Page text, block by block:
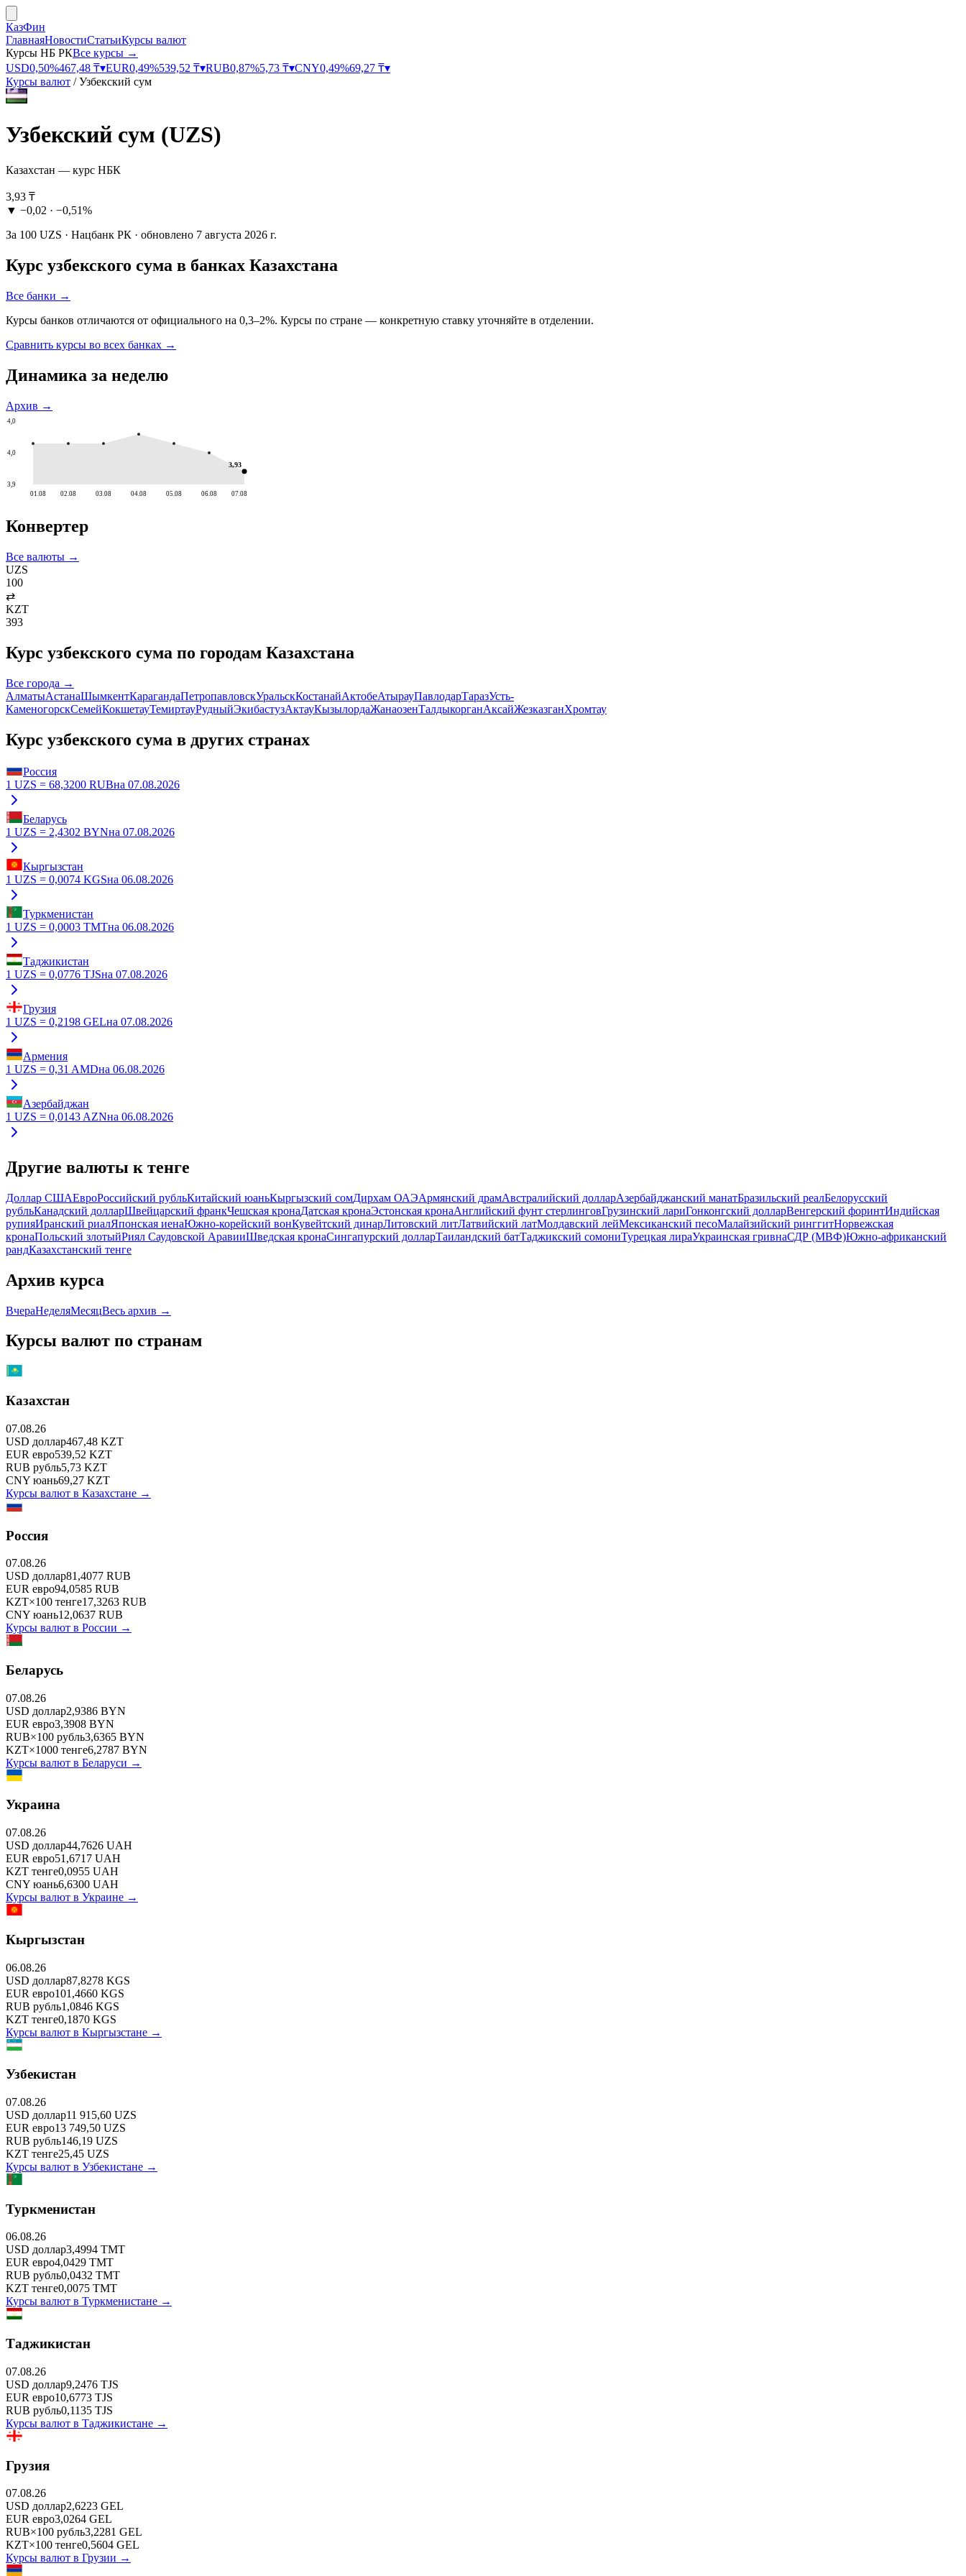
КазФин
ГлавнаяНовостиСтатьиКурсы валют
Курсы НБ РКВсе курсы →
USD0,50%467,48 ₸▾EUR0,49%539,52 ₸▾RUB0,87%5,73 ₸▾CNY0,49%69,27 ₸▾
Курсы валют /Узбекский сум
Узбекский сум (UZS)
Казахстан — курс НБК
3,93 ₸
▼ −0,02 · −0,51%
За 100 UZS · Нацбанк РК · обновлено 7 августа 2026 г.
Курс узбекского сума в банках Казахстана
Все банки →
Курсы банков отличаются от официального на 0,3–2%. Курсы по стране — конкретную ставку уточняйте в отделении.
Сравнить курсы во всех банках →
Динамика за неделю
Архив →
4,0
4,0
3,9
3,93
01.08 02.08 03.08 04.08 05.08 06.08 07.08
Конвертер
Все валюты →
UZS
100
⇄
KZT
393
Курс узбекского сума по городам Казахстана
Все города →
АлматыАстанаШымкентКарагандаПетропавловскУральскКостанайАктобеАтырауПавлодарТаразУсть-
КаменогорскСемейКокшетауТемиртауРудныйЭкибастузАктауКызылордаЖанаозенТалдыкорганАксайЖезказганХромтау
Курс узбекского сума в других странах
Россия
1 UZS = 68,3200 RUBна 07.08.2026
Беларусь
1 UZS = 2,4302 BYNна 07.08.2026
Кыргызстан
1 UZS = 0,0074 KGSна 06.08.2026
Туркменистан
1 UZS = 0,0003 TMTна 06.08.2026
Таджикистан
1 UZS = 0,0776 TJSна 07.08.2026
Грузия
1 UZS = 0,2198 GELна 07.08.2026
Армения
1 UZS = 0,31 AMDна 06.08.2026
Азербайджан
1 UZS = 0,0143 AZNна 06.08.2026
Другие валюты к тенге
Доллар СШАЕвроРоссийский рубльКитайский юаньКыргызский сомДирхам ОАЭАрмянский драмАвстралийский долларАзербайджанский манатБразильский реалБелорусский
рубльКанадский долларШвейцарский франкЧешская кронаДатская кронаЭстонская кронаАнглийский фунт стерлинговГрузинский лариГонконгский долларВенгерский форинтИндийская
рупияИранский риалЯпонская иенаЮжно-корейский вонКувейтский динарЛитовский литЛатвийский латМолдавский лейМексиканский песоМалайзийский ринггитНорвежская
кронаПольский злотыйРиял Саудовской АравииШведская кронаСингапурский долларТаиландский батТаджикский сомониТурецкая лираУкраинская гривнаСДР (МВФ)Южно-африканский
рандКазахстанский тенге
Архив курса
ВчераНеделяМесяцВесь архив →
Курсы валют по странам
Казахстан
07.08.26
USD доллар467,48 KZT
EUR евро539,52 KZT
RUB рубль5,73 KZT
CNY юань69,27 KZT
Курсы валют в Казахстане →
Россия
07.08.26
USD доллар81,4077 RUB
EUR евро94,0585 RUB
KZT×100 тенге17,3263 RUB
CNY юань12,0637 RUB
Курсы валют в России →
Беларусь
07.08.26
USD доллар2,9386 BYN
EUR евро3,3908 BYN
RUB×100 рубль3,6365 BYN
KZT×1000 тенге6,2787 BYN
Курсы валют в Беларуси →
Украина
07.08.26
USD доллар44,7626 UAH
EUR евро51,6717 UAH
KZT тенге0,0955 UAH
CNY юань6,6300 UAH
Курсы валют в Украине →
Кыргызстан
06.08.26
USD доллар87,8278 KGS
EUR евро101,4660 KGS
RUB рубль1,0846 KGS
KZT тенге0,1870 KGS
Курсы валют в Кыргызстане →
Узбекистан
07.08.26
USD доллар11 915,60 UZS
EUR евро13 749,50 UZS
RUB рубль146,19 UZS
KZT тенге25,45 UZS
Курсы валют в Узбекистане →
Туркменистан
06.08.26
USD доллар3,4994 TMT
EUR евро4,0429 TMT
RUB рубль0,0432 TMT
KZT тенге0,0075 TMT
Курсы валют в Туркменистане →
Таджикистан
07.08.26
USD доллар9,2476 TJS
EUR евро10,6773 TJS
RUB рубль0,1135 TJS
Курсы валют в Таджикистане →
Грузия
07.08.26
USD доллар2,6223 GEL
EUR евро3,0264 GEL
RUB×100 рубль3,2281 GEL
KZT×100 тенге0,5604 GEL
Курсы валют в Грузии →